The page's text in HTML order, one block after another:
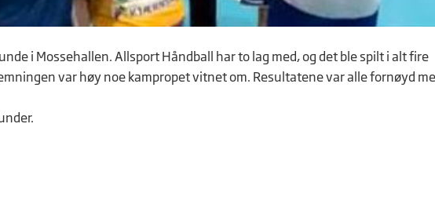
i Mossehallen. Allsport Håndball har to lag med, og det ble spilt i alt fire
var høy noe kampropet vitnet om. Resultatene var alle fornøyd